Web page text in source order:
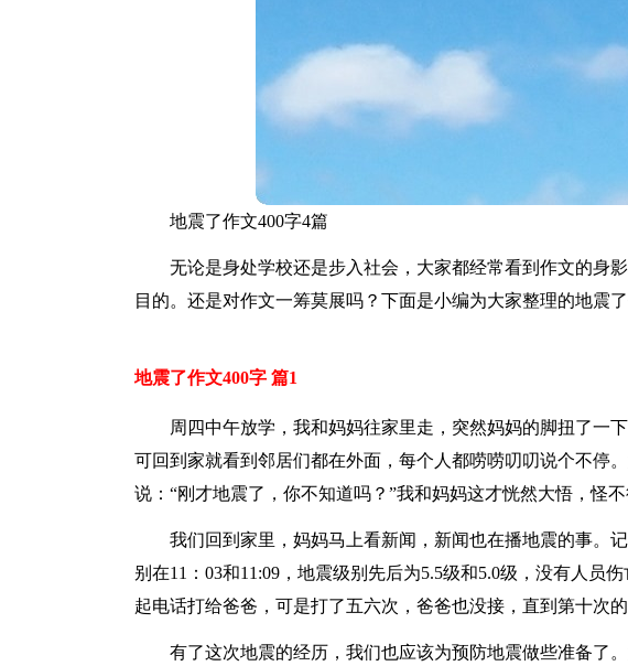
地震了作文400字4篇
无论是身处学校还是步入社会，大家都经常看到作文的身
目的。还是对作文一筹莫展吗？下面是小编为大家整理的地震
地震了作文400字 篇1
周四中午放学，我和妈妈往家里走，突然妈妈的脚扭了一
可回到家就看到邻居们都在外面，每个人都唠唠叨叨说个不停
说：“刚才地震了，你不知道吗？”我和妈妈这才恍然大悟，怪
我们回到家里，妈妈马上看新闻，新闻也在播地震的事。
别在11：03和11:09，地震级别先后为5.5级和5.0级，没有人员
起电话打给爸爸，可是打了五六次，爸爸也没接，直到第十次
有了这次地震的经历，我们也应该为预防地震做些准备了